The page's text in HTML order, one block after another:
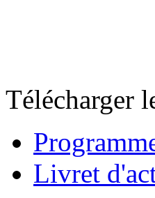
Télécharger
Livret